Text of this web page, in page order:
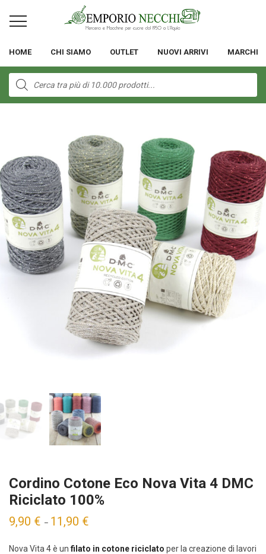
HOME CHI SIAMO OUTLET NUOVI ARRIVI MARCHI
Products
search
Cordino Cotone Eco Nova Vita 4 DMC
Riciclato 100%
9,90 € – 11,90 €
Nova Vita 4 è un filato in cotone riciclato per la creazione di lavori